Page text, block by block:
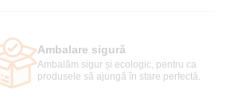
Ambalare sigură
Ambalăm sigur și ecologic, pentru ca
produsele să ajungă în stare perfectă.